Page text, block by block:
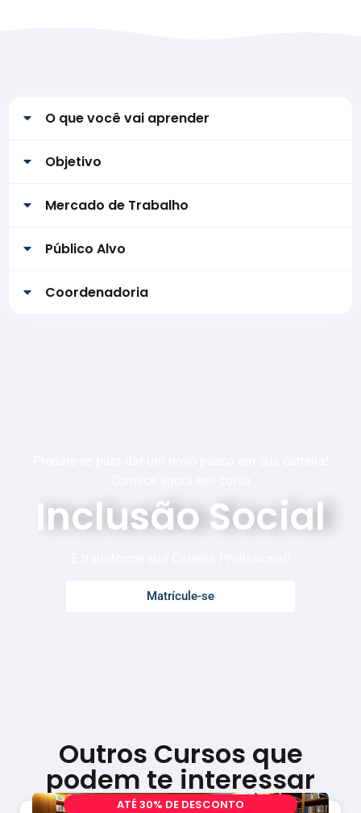
O que você vai aprender
Objetivo
Mercado de Trabalho
Público Alvo
Coordenadoria
Inclusão Social
Matrícule-se
Outros Cursos que
podem te interessar
ATÉ30% DE DESCONTO